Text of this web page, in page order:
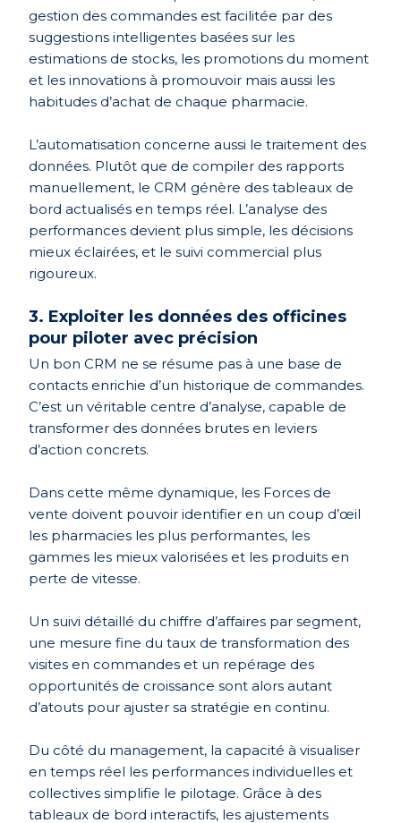
gestion des commandes est facilitée par des
suggestions intelligentes basées sur les
estimations de stocks, les promotions du moment
et les innovations à promouvoir mais aussi les
habitudes d’achat de chaque pharmacie.
L’automatisation concerne aussi le traitement des
données. Plutôt que de compiler des rapports
manuellement, le CRM génère des tableaux de
bord actualisés en temps réel. L’analyse des
performances devient plus simple, les décisions
mieux éclairées, et le suivi commercial plus
rigoureux.
3. Exploiter les données des officines
pour piloter avec précision
Un bon CRM ne se résume pas à une base de
contacts enrichie d’un historique de commandes.
C’est un véritable centre d’analyse, capable de
transformer des données brutes en leviers
d’action concrets.
Dans cette même dynamique, les Forces de
vente doivent pouvoir identifier en un coup d’œil
les pharmacies les plus performantes, les
gammes les mieux valorisées et les produits en
perte de vitesse.
Un suivi détaillé du chiffre d’affaires par segment,
une mesure fine du taux de transformation des
visites en commandes et un repérage des
opportunités de croissance sont alors autant
d’atouts pour ajuster sa stratégie en continu.
Du côté du management, la capacité à visualiser
en temps réel les performances individuelles et
collectives simplifie le pilotage. Grâce à des
tableaux de bord interactifs, les ajustements